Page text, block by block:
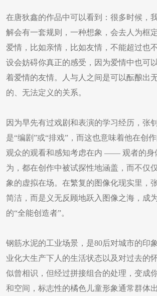
在唐狄鑫的作品中可以看到：很多时候，
解会有一套规则，一种想象，会去人为框
爱情，比如亲情，比如友情，不能超过也
设会妨碍你真正的感受，因为爱情中也可
着爱情的友情。人与人之间是可以酝酿出
的、无法定义的关系。
因为早先有过戏剧和表演的学习经历，张
是“编剧”或“排戏”，而这也意味着他在创
观众的观看和感知考虑在内 —— 观者的身
为，都在创作中被试探性地涵盖，而不仅
象的虚拟在场。在繁复的图像化现实里，
简洁，而是义无反顾地跃入图像之海，成
的“全能创造者”。
钢筋水泥的工业场景，是80后对城市的印
业化大生产下人的生活状态以及对过去的
似曾相识，但经过拼接组合的处理，变成
和空间，标志性的橘色儿童形象通常群体